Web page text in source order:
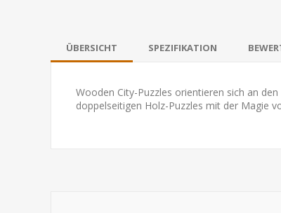
ÜBERSICHT SPEZIFIKATION
Wooden City-Puzzles orientieren sich an
doppelseitigen Holz-Puzzles mit der Magie